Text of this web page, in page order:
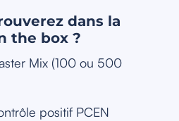
dans la
the box ?
Mix (100 ou 500
positif PCEN